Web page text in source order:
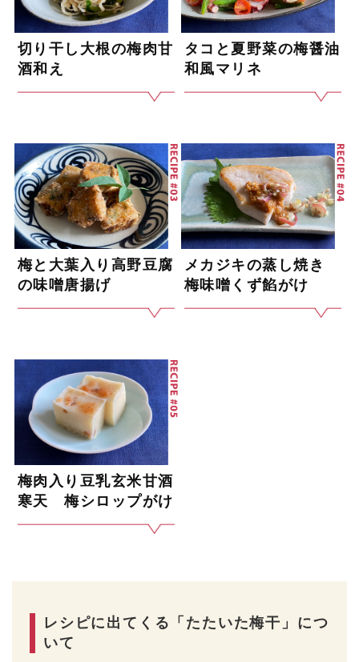
切り干し大根の梅肉甘
酒和え
タコと夏野菜の梅醤油
和風マリネ
梅と大葉入り高野豆腐
の味噌唐揚げ
メカジキの蒸し焼き
梅味噌くず餡がけ
梅肉入り豆乳玄米甘酒
寒天 梅シロップがけ
レシピに出てくる「たたいた梅干」につ
いて